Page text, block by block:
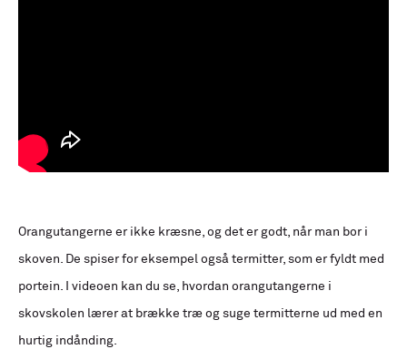
Orangutangerne er ikke kræsne, og det er godt, når man bor i
skoven. De spiser for eksempel også termitter, som er fyldt med
portein. I videoen kan du se, hvordan orangutangerne i
skovskolen lærer at brække træ og suge termitterne ud med en
hurtig indånding.